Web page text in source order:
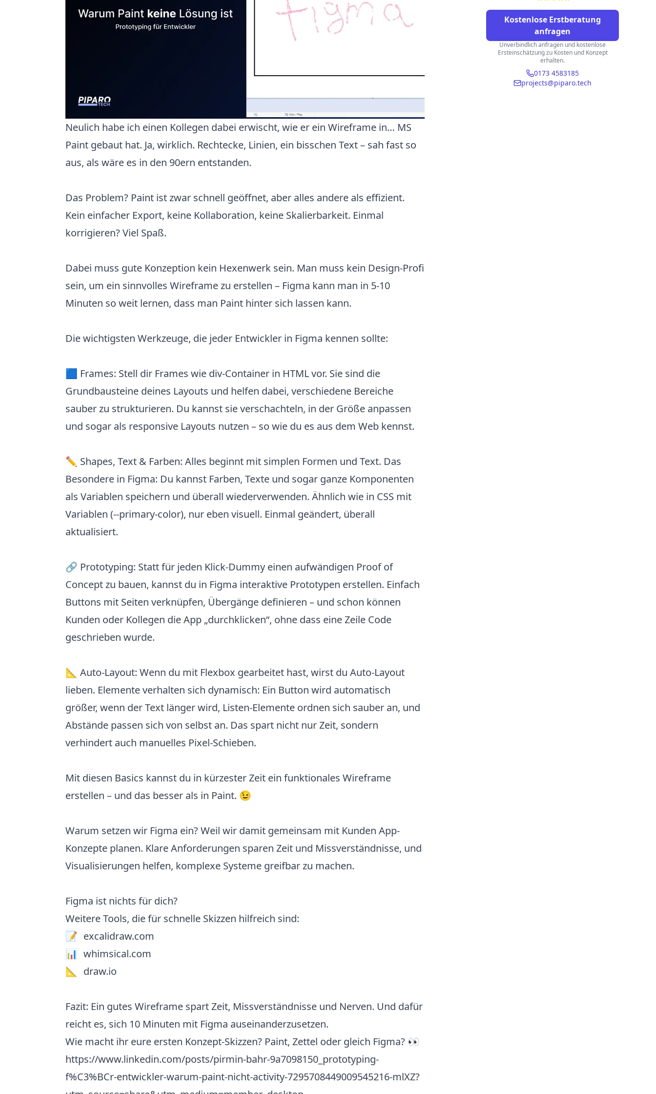
Neulich habe ich einen Kollegen dabei erwischt, wie er ein Wireframe in… MS
Paint gebaut hat. Ja, wirklich. Rechtecke, Linien, ein bisschen Text – sah fast so
aus, als wäre es in den 90ern entstanden.
Das Problem? Paint ist zwar schnell geöffnet, aber alles andere als effizient.
Kein einfacher Export, keine Kollaboration, keine Skalierbarkeit. Einmal
korrigieren? Viel Spaß.
Dabei muss gute Konzeption kein Hexenwerk sein. Man muss kein Design-Profi
sein, um ein sinnvolles Wireframe zu erstellen – Figma kann man in 5-10
Minuten so weit lernen, dass man Paint hinter sich lassen kann.
Die wichtigsten Werkzeuge, die jeder Entwickler in Figma kennen sollte:
🟦 Frames: Stell dir Frames wie div-Container in HTML vor. Sie sind die
Grundbausteine deines Layouts und helfen dabei, verschiedene Bereiche
sauber zu strukturieren. Du kannst sie verschachteln, in der Größe anpassen
und sogar als responsive Layouts nutzen – so wie du es aus dem Web kennst.
✏️ Shapes, Text & Farben: Alles beginnt mit simplen Formen und Text. Das
Besondere in Figma: Du kannst Farben, Texte und sogar ganze Komponenten
als Variablen speichern und überall wiederverwenden. Ähnlich wie in CSS mit
Variablen (--primary-color), nur eben visuell. Einmal geändert, überall
aktualisiert.
🔗 Prototyping: Statt für jeden Klick-Dummy einen aufwändigen Proof of
Concept zu bauen, kannst du in Figma interaktive Prototypen erstellen. Einfach
Buttons mit Seiten verknüpfen, Übergänge definieren – und schon können
Kunden oder Kollegen die App „durchklicken“, ohne dass eine Zeile Code
geschrieben wurde.
📐 Auto-Layout: Wenn du mit Flexbox gearbeitet hast, wirst du Auto-Layout
lieben. Elemente verhalten sich dynamisch: Ein Button wird automatisch
größer, wenn der Text länger wird, Listen-Elemente ordnen sich sauber an, und
Abstände passen sich von selbst an. Das spart nicht nur Zeit, sondern
verhindert auch manuelles Pixel-Schieben.
Mit diesen Basics kannst du in kürzester Zeit ein funktionales Wireframe
erstellen – und das besser als in Paint. 😉
Warum setzen wir Figma ein? Weil wir damit gemeinsam mit Kunden App-
Konzepte planen. Klare Anforderungen sparen Zeit und Missverständnisse, und
Visualisierungen helfen, komplexe Systeme greifbar zu machen.
Figma ist nichts für dich?
Weitere Tools, die für schnelle Skizzen hilfreich sind:
📝 excalidraw.com
📊 whimsical.com
📐
draw.io
Fazit: Ein gutes Wireframe spart Zeit, Missverständnisse und Nerven. Und dafür
reicht es, sich 10 Minuten mit Figma auseinanderzusetzen.
Wie macht ihr eure ersten Konzept-Skizzen? Paint, Zettel oder gleich Figma? 👀
https://www.linkedin.com/posts/pirmin-bahr-9a7098150_prototyping-
f%C3%BCr-entwickler-warum-paint-nicht-activity-7295708449009545216-mlXZ?
Kostenlose Erstberatung
anfragen
Unverbindlich anfragen und kostenlose
Ersteinschätzung zu Kosten und Konzept
erhalten.
0173 4583185
projects@piparo.tech